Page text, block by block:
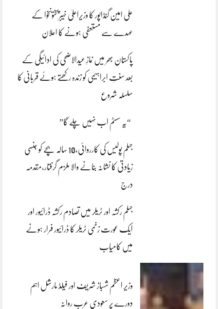
علی امین گنڈاپور کا وزیراعلیٰ خیبرپختونخوا کے
عہدے سے مستعفی ہونے کا اعلان
پاکستان بھر میں نمازِ عیدالاضحی کی ادائیگی کے
بعد سنتِ ابراہیمی کو زندہ رکھتے ہوئے قربانی کا
سلسلہ شروع
“یہ سسٹم اب نہیں چلے گا”
جہلم پولیس کی کارروائی،10 سالہ بچے کو جنسی
زیادتی کا نشانہ بنانے والا ملزم گرفتار،مقدمہ
درج
جہلم رکشہ اور ٹریلر میں تصادم رکشہ ڈرائیور اور
ایک عورت زخمی ٹریلر کا ڈرائیور فرار ہونے
میں کامیاب
وزیر اعظم شہباز شریف اور فیلڈ مارشل اہم
دورے پر سعودی عرب روانہ